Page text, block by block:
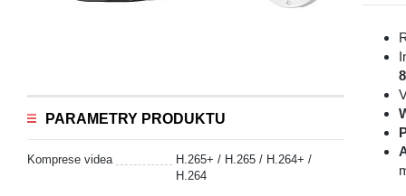
PARAMETRY PRODUKTU
Komprese videa
H.265+ / H.265 / H.264+ /
H.264